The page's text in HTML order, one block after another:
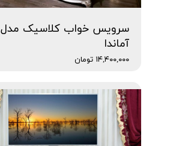
سرویس خواب کلاسیک مدل
آماندا
۱۴,۴۰۰,۰۰۰ تومان